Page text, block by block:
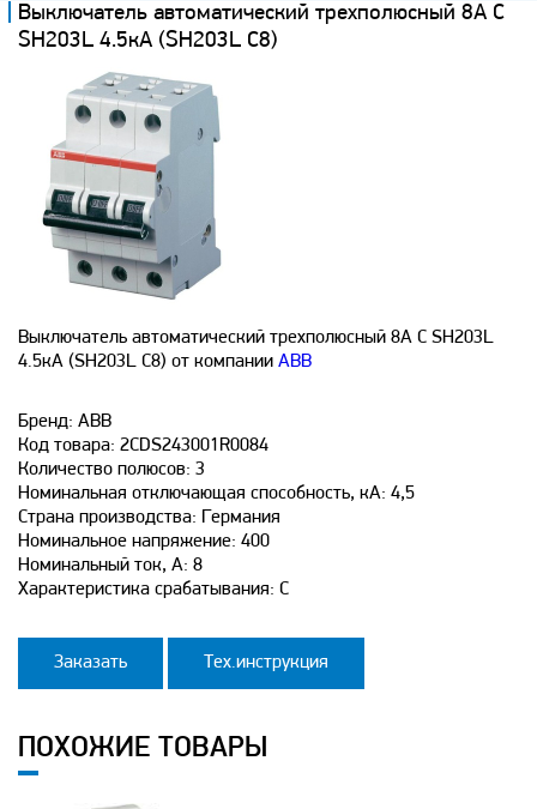
Выключатель автоматический трехполюсный 8А С
SH203L 4.5кА (SH203L C8)
Выключатель автоматический трехполюсный 8А С SH203L
4.5кА (SH203L C8) от компании ABB
Бренд: АВВ
Код товара: 2CDS243001R0084
Количество полюсов: 3
Номинальная отключающая способность, кА: 4,5
Страна производства: Германия
Номинальное напряжение: 400
Номинальный ток, А: 8
Характеристика срабатывания: C
Заказать Тех.инструкция
ПОХОЖИЕ ТОВАРЫ